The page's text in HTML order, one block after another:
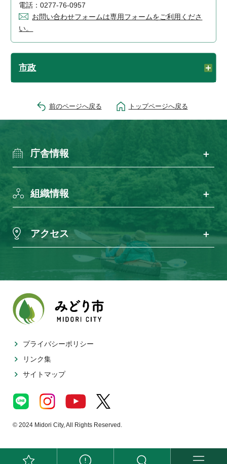
電話：0277-76-0957
お問い合わせフォームは専用フォームをご利用くださ
い。
市政
前のページへ戻る トップページへ戻る
庁舎情報
組織情報
アクセス
プライバシーポリシー
リンク集
サイトマップ
© 2024 Midori City, All Rights Reserved.